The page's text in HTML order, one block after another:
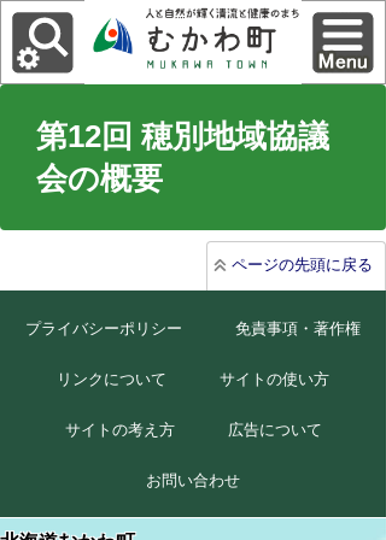
第12回 穂別地域協議
会の概要
ページの先頭に戻る
プライバシーポリシー 免責事項・著作権
リンクについて サイトの使い方
サイトの考え方 広告について
お問い合わせ